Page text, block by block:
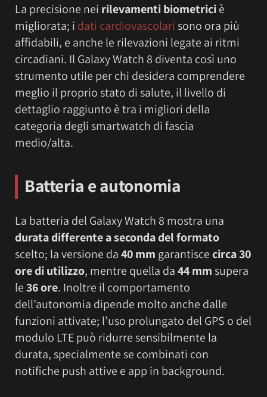
La precisione nei rilevamenti biometriciè
migliorata; i dati cardiovascolarisono ora più
affidabili, e anche le rilevazioni legate ai ritmi
circadiani. Il Galaxy Watch 8 diventa così uno
strumento utile per chi desidera comprendere
meglio il proprio stato di salute, il livello di
dettaglio raggiunto è tra i migliori della
categoria degli smartwatch di fascia
medio/alta.
Batteria e autonomia
La batteria del Galaxy Watch 8 mostra una
durata differente a seconda del formato
scelto; la versione da40 mm garantiscecirca 30
ore di utilizzo, mentre quella da44 mmsupera
le36 ore. Inoltre il comportamento
dell’autonomia dipende molto anche dalle
funzioni attivate; l’uso prolungato del GPS o del
modulo LTE può ridurre sensibilmente la
durata, specialmente se combinati con
notifiche push attive e app in background.